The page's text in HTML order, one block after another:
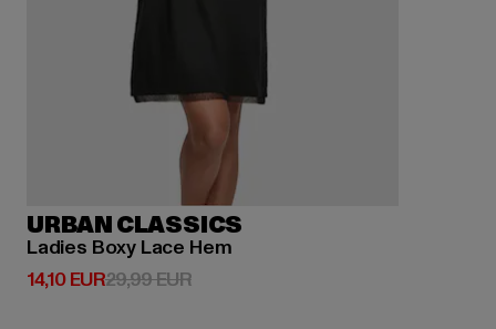
URBAN CLASSICS
Ladies Boxy Lace Hem
14,10 EUR
Derzeitiger Preis: 14,10 EUR
29,99 EURAktionspreis: 29,99 EUR